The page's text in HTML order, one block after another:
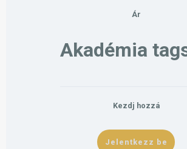
Ár
Akadémia
Kezdj hozzá
Jelentkezz be